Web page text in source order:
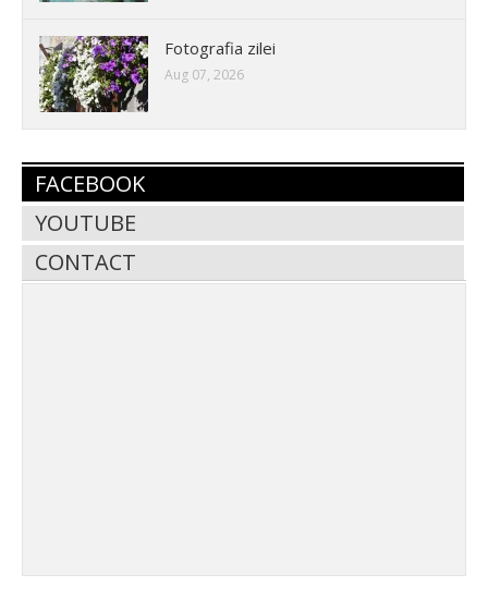
Fotografia zilei
Aug 07, 2026
FACEBOOK
YOUTUBE
CONTACT